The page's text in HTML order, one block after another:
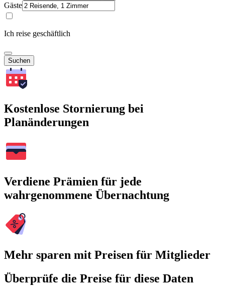
Gäste
Ich reise geschäftlich
Suchen
Kostenlose Stornierung bei
Planänderungen
Verdiene Prämien für jede
wahrgenommene Übernachtung
Mehr sparen mit Preisen für Mitglieder
Überprüfe die Preise für diese Daten